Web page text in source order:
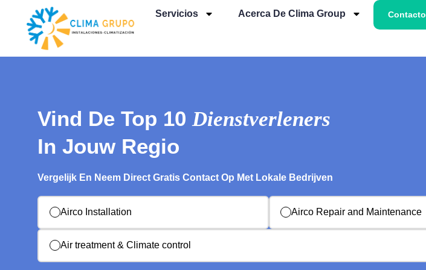
Servicios Acerca De Clima Group Contacto
Vind De Top 10 Dienstverleners
In Jouw Regio
Vergelijk En Neem Direct Gratis Contact Op Met Lokale Bedrijven
Airco Installation Airco Repair and Maintenance
Air treatment & Climate control